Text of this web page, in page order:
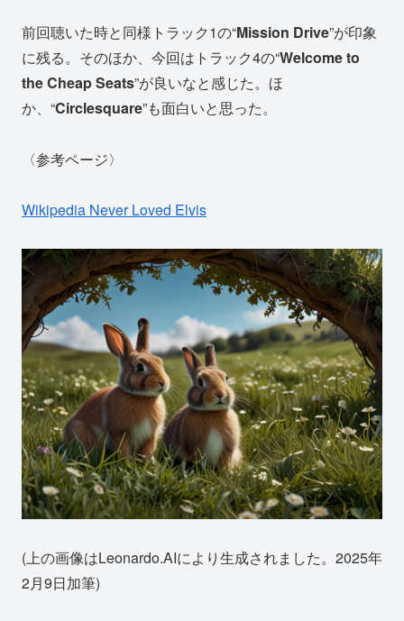
前回聴いた時と同様トラック1の“Mission Drive”が印象
に残る。そのほか、今回はトラック4の“Welcome to
the Cheap Seats”が良いなと感じた。ほ
か、“Circlesquare”も面白いと思った。
〈参考ページ〉
Wikipedia Never Loved Elvis
(上の画像はLeonardo.AIにより生成されました。2025年
2月9日加筆)